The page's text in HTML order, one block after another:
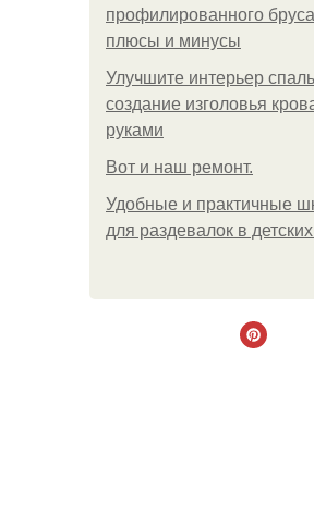
профилированного
плюсы и минусы
Улучшите интерьер
создание изголовья
руками
Boт и наш ремoнт.
Удобные и практичные
для раздевалок в